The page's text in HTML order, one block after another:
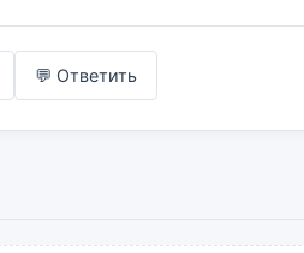
💬 Ответить